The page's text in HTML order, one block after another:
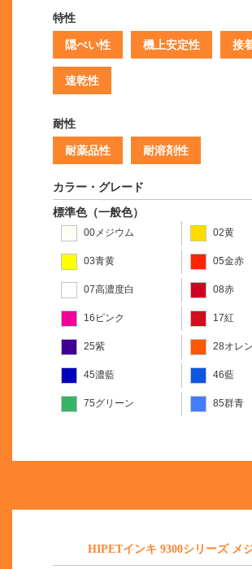
特性
隠ぺい性 機上安定性 接
速乾性
耐性
耐薬品性 耐溶剤性
カラー・グレード
標準色（一般色）
00メジウム 02黄
03青黄 05金赤
07高濃度白 08赤
16ピンク 17紅
25紫 28オレ
45濃藍 46藍
75グリーン 85群青
HIPETインキ 9300シリーズ メ